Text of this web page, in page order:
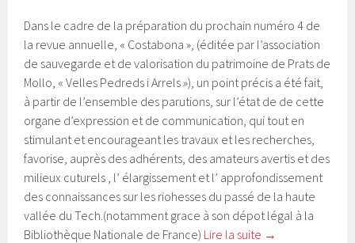
Dans le cadre de la préparation du prochain numéro 4 de
la revue annuelle, « Costabona », (éditée par l’association
de sauvegarde et de valorisation du patrimoine de Prats de
Mollo, « Velles Pedreds i Arrels »), un point précis a été fait,
à partir de l’ensemble des parutions, sur l’état de de cette
organe d’expression et de communication, qui tout en
stimulant et encourageant les travaux et les recherches,
favorise, auprès des adhérents, des amateurs avertis et des
milieux cuturels , l’ élargissement et l’ approfondissement
des connaissances sur les riohesses du passé de la haute
vallée du Tech.(notamment grace à son dépot légal à la
Bibliothèque Nationale de France) Lire la suite →